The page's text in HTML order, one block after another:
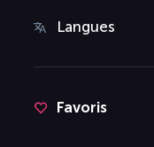
Langues
Favoris